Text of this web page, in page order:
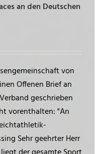
an den Deutschen
von
Offenen Brief an
geschrieben
vorenthalten: "An
Sehr geehrter Herr